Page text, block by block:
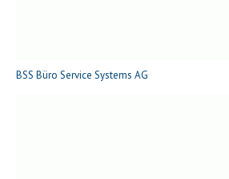
BSS Büro Service Systems AG